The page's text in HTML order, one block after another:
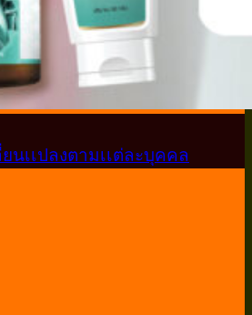
นเเปลงตามเเต่ละบุคคล